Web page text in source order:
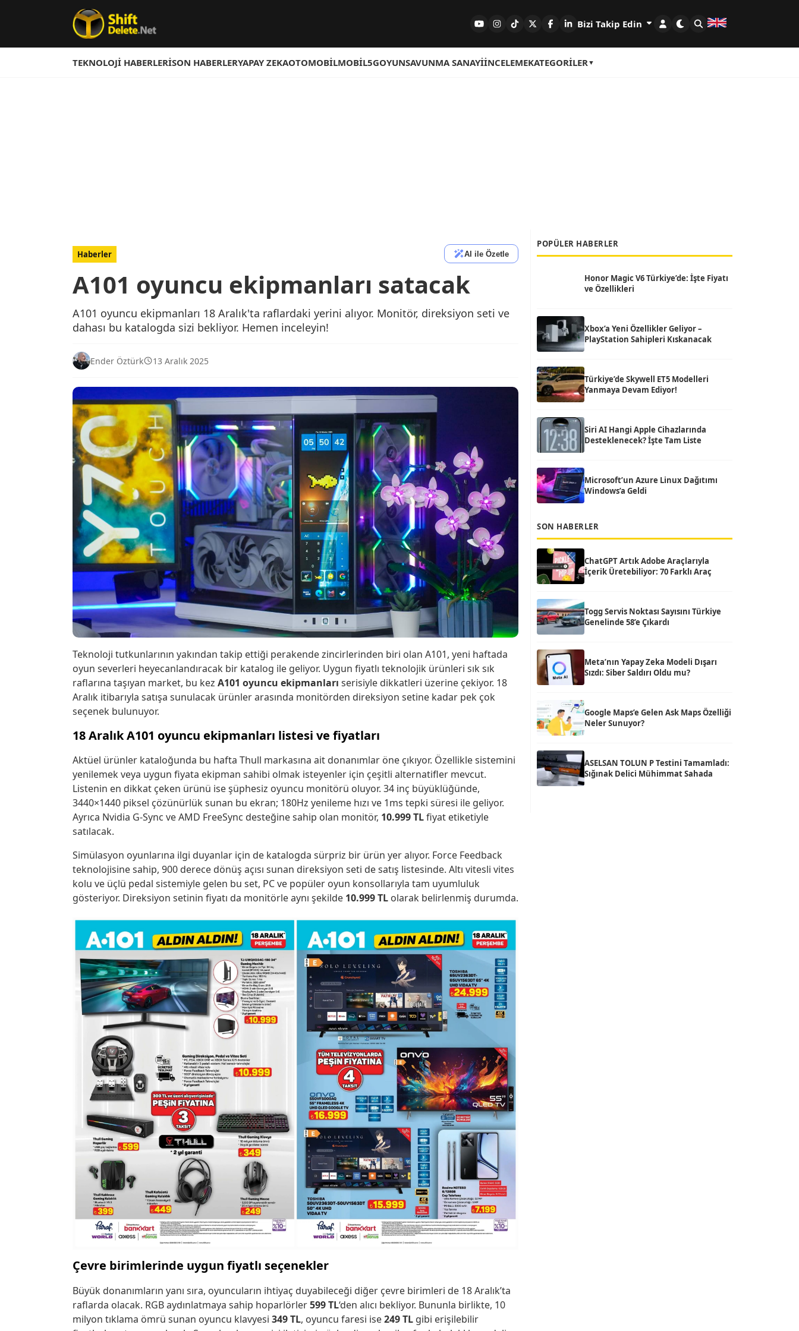
Bizi Takip Edin
TEKNOLOJI HABERLERISON HABERLERYAPAY ZEKAOTOMOBILMOBIL5GOYUNSAVUNMA SANAYIİNCELEMEKATEGORILER
Haberler AI ile Özetle
A101 oyuncu ekipmanları satacak
A101 oyuncu ekipmanları 18 Aralık'ta raflardaki yerini alıyor. Monitör, direksiyon seti ve
dahası bu katalogda sizi bekliyor. Hemen inceleyin!
Ender Öztürk 13 Aralık 2025
Teknoloji tutkunlarının yakından takip ettiği perakende zincirlerinden biri olan A101, yeni haftada
oyun severleri heyecanlandıracak bir katalog ile geliyor. Uygun fiyatlı teknolojik ürünleri sık sık
raflarına taşıyan market, bu kez A101 oyuncu ekipmanları serisiyle dikkatleri üzerine çekiyor. 18
Aralık itibarıyla satışa sunulacak ürünler arasında monitörden direksiyon setine kadar pek çok
seçenek bulunuyor.
18 Aralık A101 oyuncu ekipmanları listesi ve fiyatları
Aktüel ürünler kataloğunda bu hafta Thull markasına ait donanımlar öne çıkıyor. Özellikle sistemini
yenilemek veya uygun fiyata ekipman sahibi olmak isteyenler için çeşitli alternatifler mevcut.
Listenin en dikkat çeken ürünü ise şüphesiz oyuncu monitörü oluyor. 34 inç büyüklüğünde,
3440×1440 piksel çözünürlük sunan bu ekran; 180Hz yenileme hızı ve 1ms tepki süresi ile geliyor.
Ayrıca Nvidia G-Sync ve AMD FreeSync desteğine sahip olan monitör, 10.999 TLfiyat etiketiyle
satılacak.
Simülasyon oyunlarına ilgi duyanlar için de katalogda sürpriz bir ürün yer alıyor. Force Feedback
teknolojisine sahip, 900 derece dönüş açısı sunan direksiyon seti de satış listesinde. Altı vitesli vites
kolu ve üçlü pedal sistemiyle gelen bu set, PC ve popüler oyun konsollarıyla tam uyumluluk
gösteriyor. Direksiyon setinin fiyatı da monitörle aynı şekilde 10.999 TL olarak belirlenmiş durumda.
Çevre birimlerinde uygun fiyatlı seçenekler
Büyük donanımların yanı sıra, oyuncuların ihtiyaç duyabileceği diğer çevre birimleri de 18 Aralık’ta
raflarda olacak. RGB aydınlatmaya sahip hoparlörler599 TL‘den alıcı bekliyor. Bununla birlikte, 10
milyon tıklama ömrü sunan oyuncu klavyesi 349 TL, oyuncu faresi ise249 TL gibi erişilebilir
POPÜLER HABERLER
Honor Magic V6 Türkiye’de: İşte Fiyatı
ve Özellikleri
Xbox’a Yeni Özellikler Geliyor –
PlayStation Sahipleri Kıskanacak
Türkiye’de Skywell ET5 Modelleri
Yanmaya Devam Ediyor!
Siri AI Hangi Apple Cihazlarında
Desteklenecek? İşte Tam Liste
Microsoft’un Azure Linux Dağıtımı
Windows’a Geldi
SON HABERLER
ChatGPT Artık Adobe Araçlarıyla
İçerik Üretebiliyor: 70 Farklı Araç
Togg Servis Noktası Sayısını Türkiye
Genelinde 58’e Çıkardı
Meta’nın Yapay Zeka Modeli Dışarı
Sızdı: Siber Saldırı Oldu mu?
Google Maps’e Gelen Ask Maps Özelliği
Neler Sunuyor?
ASELSAN TOLUN P Testini Tamamladı:
Sığınak Delici Mühimmat Sahada